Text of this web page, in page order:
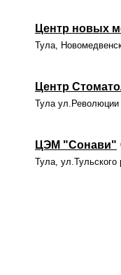
Центр новых
Тула,
Центр
Тула
ЦЭМ "Сонави"
Тула,